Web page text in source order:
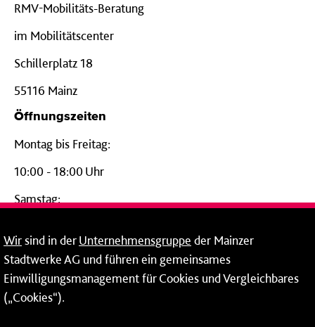
RMV-Mobilitäts-Beratung
im Mobilitätscenter
Schillerplatz 18
55116 Mainz
Öffnungszeiten
Montag bis Freitag:
10:00 - 18:00 Uhr
Samstag:
24-Stunden-Telefon*
06131 – 12 77 77
Fax: 06131 – 12 66 66
Wirsind in derUnternehmensgruppe der Mainzer
Stadtwerke AG und führen ein gemeinsames
Einwilligungsmanagement für Cookies und Vergleichbares
(„Cookies“).